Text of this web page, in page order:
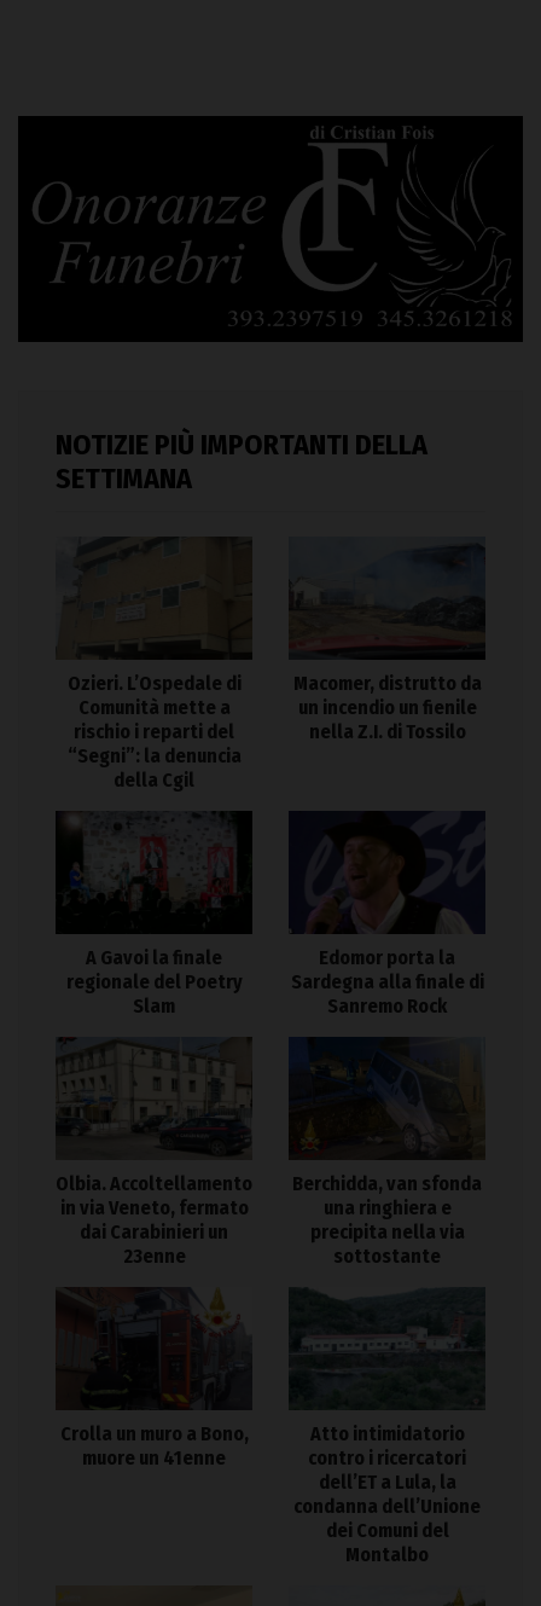
NOTIZIE PIÙ IMPORTANTI DELLA
SETTIMANA
Ozieri. L’Ospedale di
Comunità mette a
rischio i reparti del
“Segni”: la denuncia
della Cgil
Macomer, distrutto da
un incendio un fienile
nella Z.I. di Tossilo
A Gavoi la finale
regionale del Poetry
Slam
Edomor porta la
Sardegna alla finale di
Sanremo Rock
Olbia. Accoltellamento
in via Veneto, fermato
dai Carabinieri un
23enne
Berchidda, van sfonda
una ringhiera e
precipita nella via
sottostante
Crolla un muro a Bono,
muore un 41enne
Atto intimidatorio
contro i ricercatori
dell’ET a Lula, la
condanna dell’Unione
dei Comuni del
Montalbo